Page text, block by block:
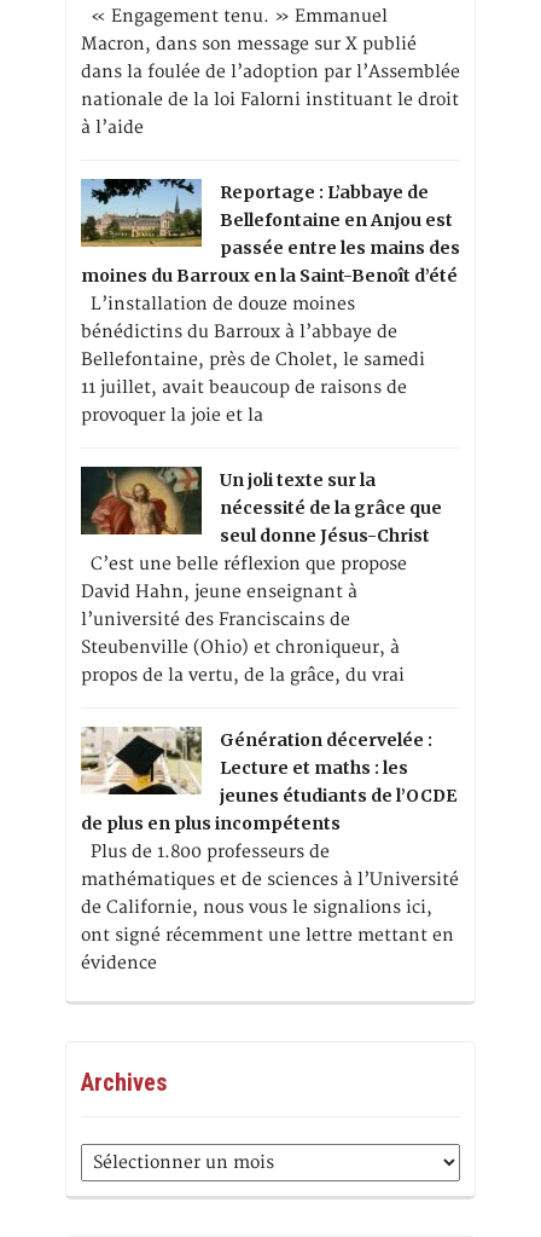
« Engagement tenu. » Emmanuel
Macron, dans son message sur X publié
dans la foulée de l’adoption par l’Assemblée
nationale de la loi Falorni instituant le droit
à l’aide
Reportage : L’abbaye de
Bellefontaine en Anjou est
passée entre les mains des
moines du Barroux en la Saint-Benoît d’été
L’installation de douze moines
bénédictins du Barroux à l’abbaye de
Bellefontaine, près de Cholet, le samedi
11 juillet, avait beaucoup de raisons de
provoquer la joie et la
Un joli texte sur la
nécessité de la grâce que
seul donne Jésus-Christ
C’est une belle réflexion que propose
David Hahn, jeune enseignant à
l’université des Franciscains de
Steubenville (Ohio) et chroniqueur, à
propos de la vertu, de la grâce, du vrai
Génération décervelée :
Lecture et maths : les
jeunes étudiants de l’OCDE
de plus en plus incompétents
Plus de 1.800 professeurs de
mathématiques et de sciences à l’Université
de Californie, nous vous le signalions ici,
ont signé récemment une lettre mettant en
évidence
Archives
Archives